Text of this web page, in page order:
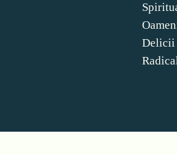
Delicii